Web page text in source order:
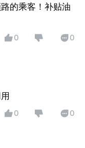
的乘客！补贴油
0 0
0 0